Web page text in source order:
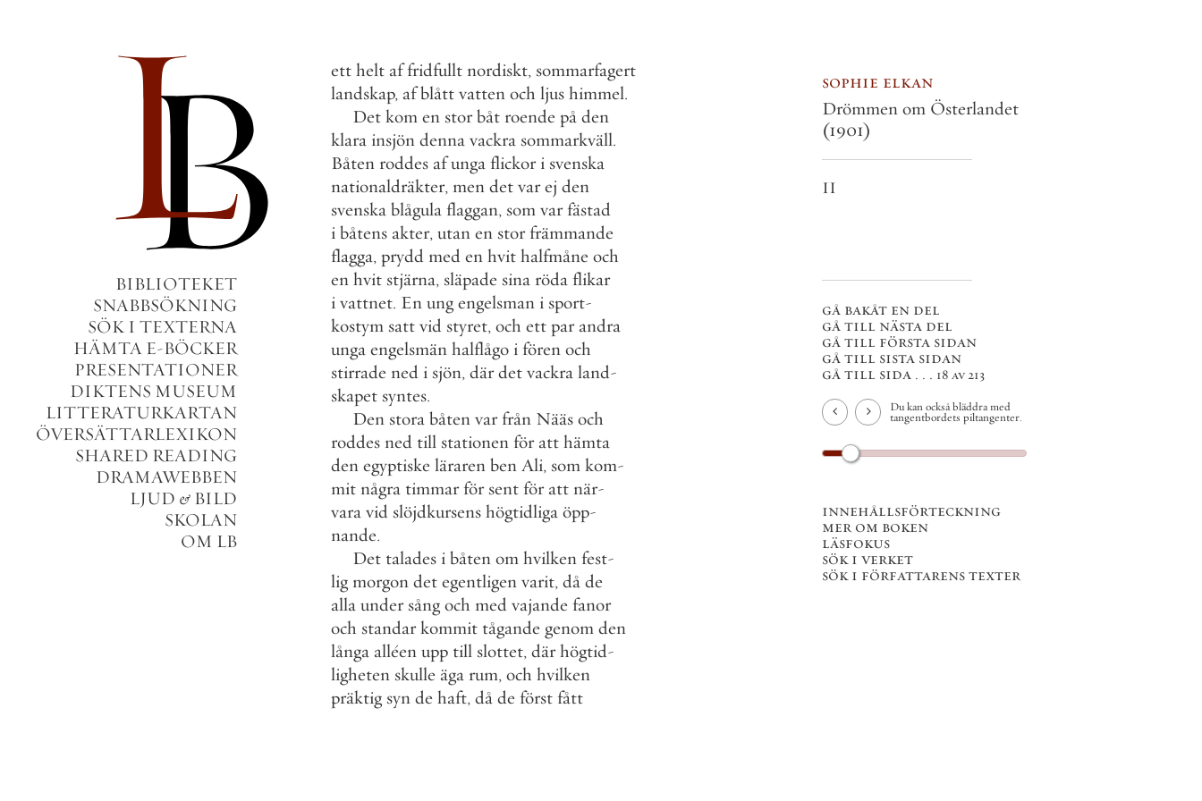
BIBLIOTEKET
SNABBSÖKNING
SÖK I TEXTERNA
HÄMTA E-BÖCKER
PRESENTATIONER
DIKTENS MUSEUM
LITTERATURKARTAN
ÖVERSÄTTARLEXIKON
SHARED READING
DRAMAWEBBEN
LJUD & BILD
SKOLAN
OM LB
ett helt af fridfullt nordiskt, sommarfagert
landskap, af blått vatten och ljus himmel.
Det kom en stor båt roende på den
klara insjön denna vackra sommarkväll.
Båten roddes af unga flickor i svenska
nationaldräkter, men det var ej den
svenska blågula flaggan, som var fästad
i båtens akter, utan en stor främmande
flagga, prydd med en hvit halfmåne och
en hvit stjärna, släpade sina röda flikar
i vattnet. En ung engelsman i sport-
kostym satt vid styret, och ett par andra
unga engelsmän halflågo i fören och
stirrade ned i sjön, där det vackra land-
skapet syntes.
Den stora båten var från Nääs och
roddes ned till stationen för att hämta
den egyptiske läraren ben Ali, som kom-
mit några timmar för sent för att när-
vara vid slöjdkursens högtidliga öpp-
nande.
Det talades i båten om hvilken fest-
lig morgon det egentligen varit, då de
alla under sång och med vajande fanor
och standar kommit tågande genom den
långa alléen upp till slottet, där högtid-
ligheten skulle äga rum, och hvilken
präktig syn de haft, då de först fått
sophie elkan
Drömmen om Österlandet
(1901)
II
gå bakåt en del
gå till nästa del
gå till första sidan
gå till sista sidan
gå till sida . . . 18 av 213
Du kan också bläddra med
tangentbordets piltangenter.
innehållsförteckning
mer om boken
läsfokus
sök i verket
sök i författarens texter